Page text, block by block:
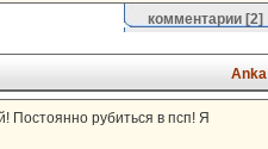
комментарии[2]
Anka
Постоянно рубиться в псп! Я